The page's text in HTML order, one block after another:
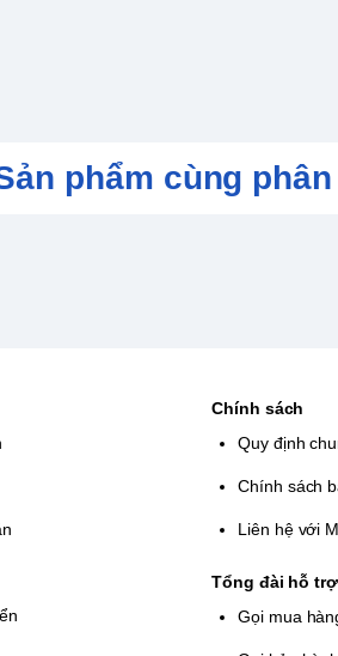
phẩm cùng
Chính sách
Quy định
Chính sách
Liên hệ với
Tổng đài hỗ trợ
Gọi mua